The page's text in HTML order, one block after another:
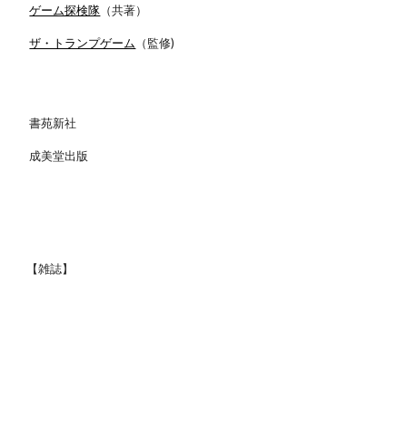
ゲーム探検隊 （共著）
ザ・トランプゲーム （監修)
書苑新社
成美堂出版
【雑誌】